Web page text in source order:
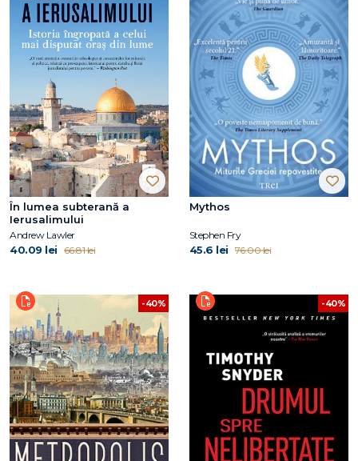
În lumea subterană a
Ierusalimului
Andrew Lawler
40.09 lei 66.81 lei
Mythos
Stephen Fry
45.6 lei 76.00 lei
-40% -40%